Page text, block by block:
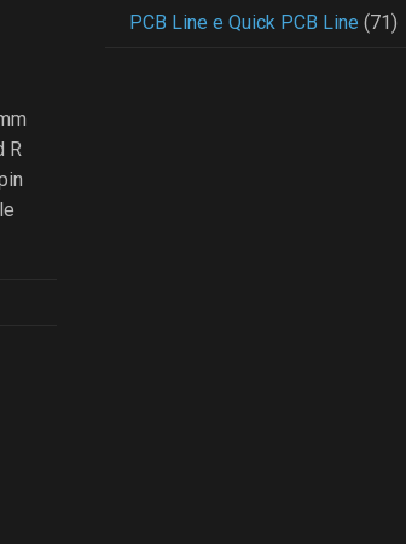
R
PCB Line e Quick PCB Line (71)